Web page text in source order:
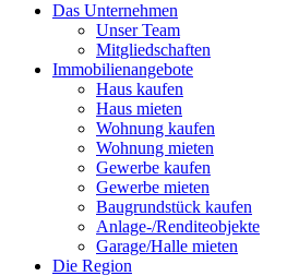
Das Unternehmen
Unser Team
Mitgliedschaften
Immobilienangebote
Haus kaufen
Haus mieten
Wohnung kaufen
Wohnung mieten
Gewerbe kaufen
Gewerbe mieten
Baugrundstück kaufen
Anlage-/Renditeobjekte
Garage/Halle mieten
Die Region